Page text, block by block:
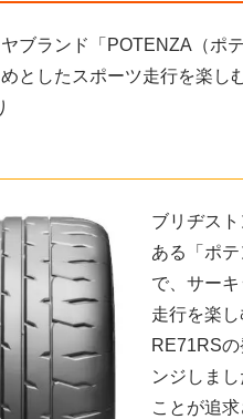
ブランド「POTENZA（ポ
としたスポーツ走行を楽し
ブリヂス
ある「ポ
で、サー
走行を楽
RE71RS
ンジしま
ことが追